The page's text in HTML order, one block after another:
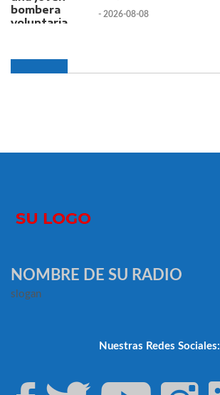
- 2026-08-08
NOMBRE DE SU RADIO
slogan
Nuestras Redes Sociales: